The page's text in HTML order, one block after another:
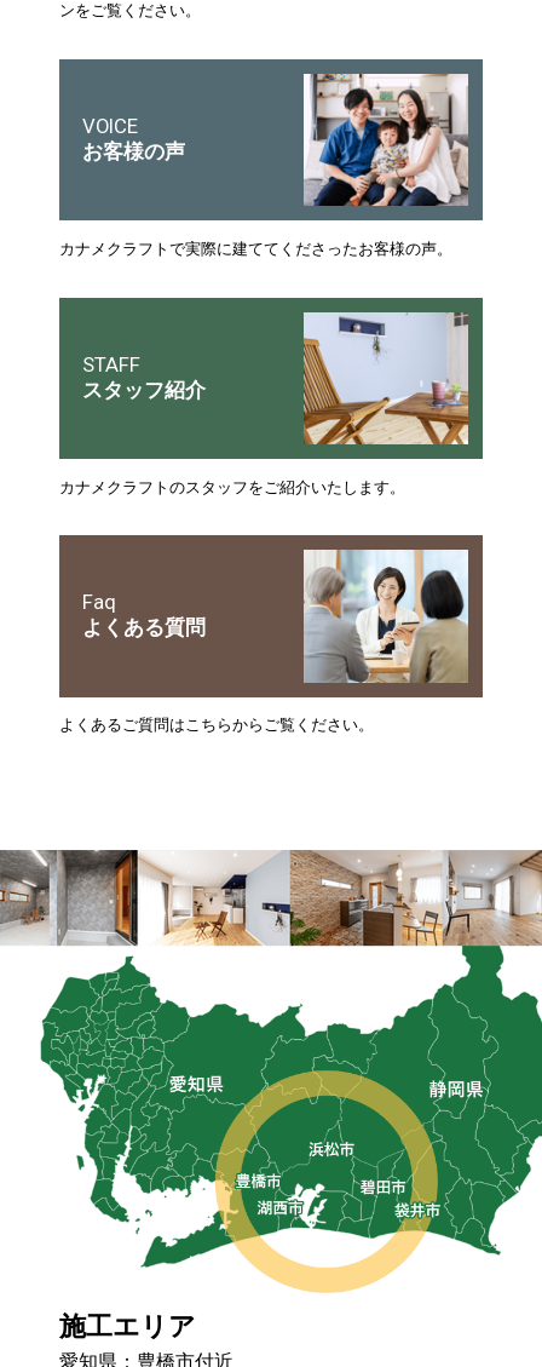
ンをご覧ください。
VOICE
お客様の声
カナメクラフトで実際に建ててくださったお客様の声。
STAFF
スタッフ紹介
カナメクラフトのスタッフをご紹介いたします。
Faq
よくある質問
よくあるご質問はこちらからご覧ください。
施工エリア
愛知県：豊橋市付近